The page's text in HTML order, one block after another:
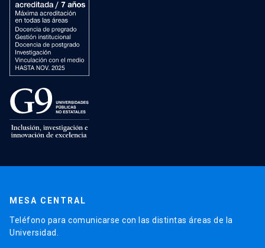
MESA CENTRAL
Teléfono para comunicarse con las distintas áreas de la
Universidad.